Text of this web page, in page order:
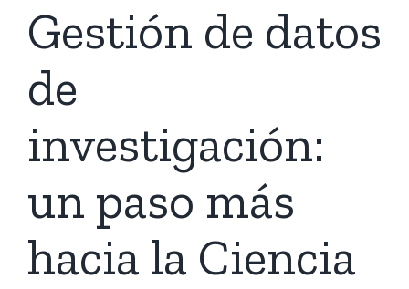
Gestión de datos
de
investigación:
un paso más
hacia la Ciencia